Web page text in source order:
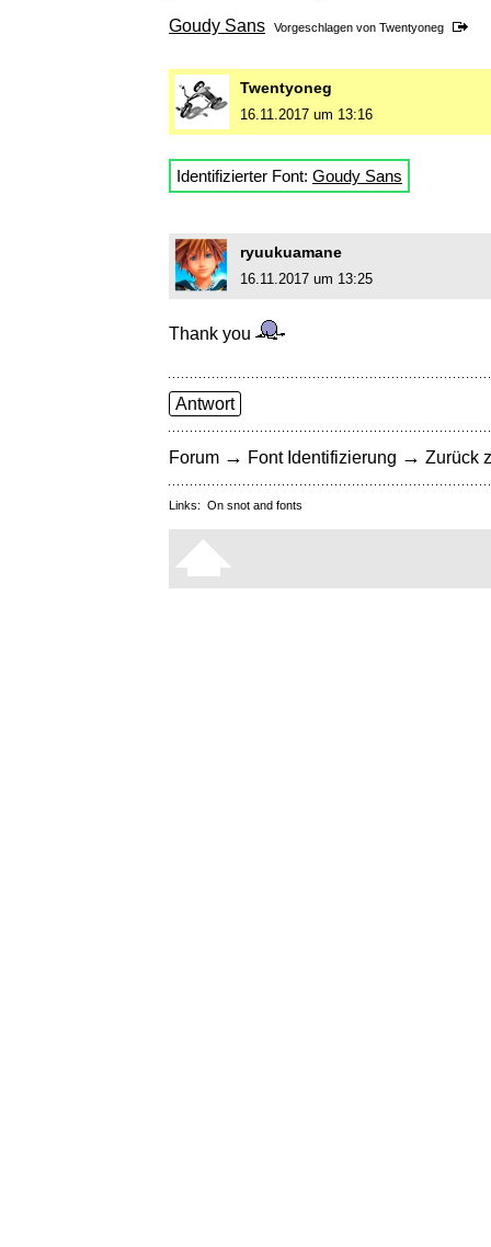
Goudy Sans Vorgeschlagen von Twentyoneg
Twentyoneg
16.11.2017 um 13:16
Identifizierter Font: Goudy Sans
ryuukuamane
16.11.2017 um 13:25
Thank you
Antwort
Forum → Font Identifizierung → Zurück
Links: On snot and fonts